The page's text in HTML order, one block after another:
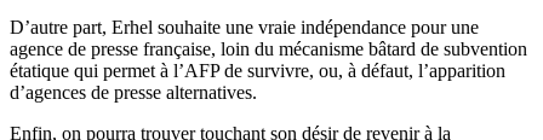
D’autre part, Erhel souhaite une vraie indépendance pour une
agence de presse française, loin du mécanisme bâtard de subvention
étatique qui permet à l’AFP de survivre, ou, à défaut, l’apparition
d’agences de presse alternatives.
Enfin, on pourra trouver touchant son désir de revenir à la